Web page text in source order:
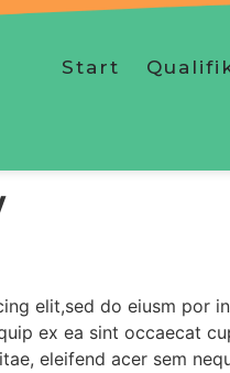
Start
elit,sed do eiusm por
ex ea sint occaecat
eleifend acer sem